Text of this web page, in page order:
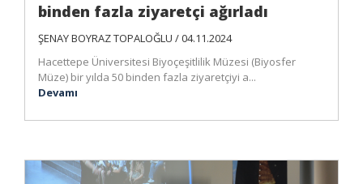
binden fazla ziyaretçi ağırladı
ŞENAY BOYRAZ TOPALOĞLU / 04.11.2024
Hacettepe Üniversitesi Biyoçeşitlilik Müzesi (Biyosfer
Müze) bir yılda 50 binden fazla ziyaretçiyi a...
Devamı